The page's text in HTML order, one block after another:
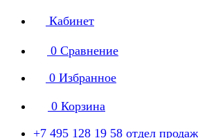
Кабинет
0 Сравнение
0 Избранное
0 Корзина
+7 495 128 19 58 отдел продаж